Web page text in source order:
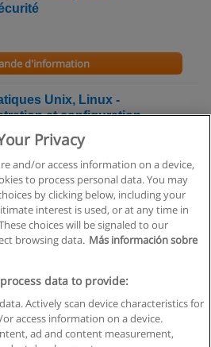
d'information
Unix, Linux -
et configuration
d'information
d'utilisation
des données
Educaedu
Privacy
and/or access information on a device,
to process personal data. You may
by clicking below, including your
interest is used, or at any time in
choices will be signaled to our
browsing data. Más información sobre
data to provide:
Actively scan device characteristics for
access information on a device.
ad and content measurement,